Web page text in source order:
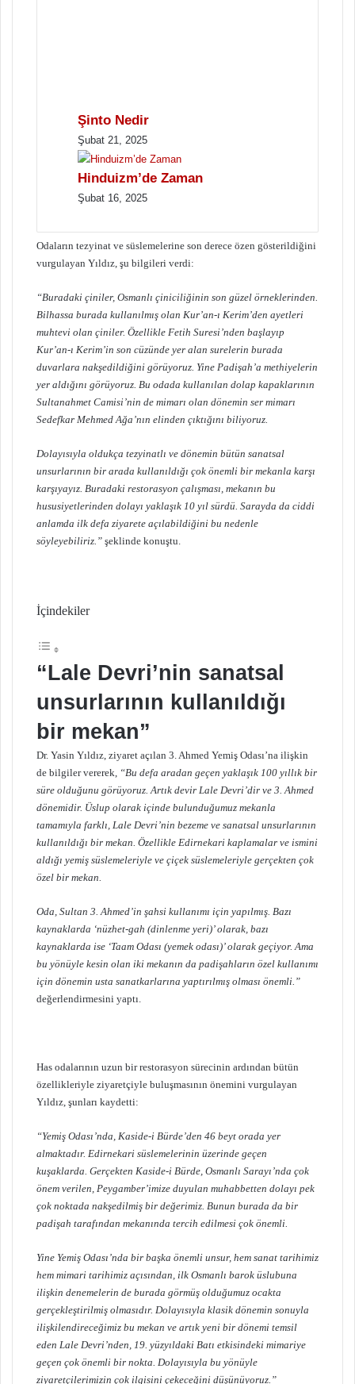
Şinto Nedir
Şubat 21, 2025
Hinduizm’de Zaman
Şubat 16, 2025
Odaların tezyinat ve süslemelerine son derece özen gösterildiğini
vurgulayan Yıldız, şu bilgileri verdi:
“Buradaki çiniler, Osmanlı çiniciliğinin son güzel örneklerinden.
Bilhassa burada kullanılmış olan Kur’an-ı Kerim’den ayetleri
muhtevi olan çiniler. Özellikle Fetih Suresi’nden başlayıp
Kur’an-ı Kerim’in son cüzünde yer alan surelerin burada
duvarlara nakşedildiğini görüyoruz. Yine Padişah’a methiyelerin
yer aldığını görüyoruz. Bu odada kullanılan dolap kapaklarının
Sultanahmet Camisi’nin de mimarı olan dönemin ser mimarı
Sedefkar Mehmed Ağa’nın elinden çıktığını biliyoruz.
Dolayısıyla oldukça tezyinatlı ve dönemin bütün sanatsal
unsurlarının bir arada kullanıldığı çok önemli bir mekanla karşı
karşıyayız. Buradaki restorasyon çalışması, mekanın bu
hususiyetlerinden dolayı yaklaşık 10 yıl sürdü. Sarayda da ciddi
anlamda ilk defa ziyarete açılabildiğini bu nedenle
söyleyebiliriz.” şeklinde konuştu.
İçindekiler
“Lale Devri’nin sanatsal
unsurlarının kullanıldığı
bir mekan”
Dr. Yasin Yıldız, ziyaret açılan 3. Ahmed Yemiş Odası’na ilişkin
de bilgiler vererek, “Bu defa aradan geçen yaklaşık 100 yıllık bir
süre olduğunu görüyoruz. Artık devir Lale Devri’dir ve 3. Ahmed
dönemidir. Üslup olarak içinde bulunduğumuz mekanla
tamamıyla farklı, Lale Devri’nin bezeme ve sanatsal unsurlarının
kullanıldığı bir mekan. Özellikle Edirnekari kaplamalar ve ismini
aldığı yemiş süslemeleriyle ve çiçek süslemeleriyle gerçekten çok
özel bir mekan.
Oda, Sultan 3. Ahmed’in şahsi kullanımı için yapılmış. Bazı
kaynaklarda ‘nüzhet-gah (dinlenme yeri)’ olarak, bazı
kaynaklarda ise ‘Taam Odası (yemek odası)’ olarak geçiyor. Ama
bu yönüyle kesin olan iki mekanın da padişahların özel kullanımı
için dönemin usta sanatkarlarına yaptırılmış olması önemli.”
değerlendirmesini yaptı.
Has odalarının uzun bir restorasyon sürecinin ardından bütün
özellikleriyle ziyaretçiyle buluşmasının önemini vurgulayan
Yıldız, şunları kaydetti:
“Yemiş Odası’nda, Kaside-i Bürde’den 46 beyt orada yer
almaktadır. Edirnekari süslemelerinin üzerinde geçen
kuşaklarda. Gerçekten Kaside-i Bürde, Osmanlı Sarayı’nda çok
önem verilen, Peygamber’imize duyulan muhabbetten dolayı pek
çok noktada nakşedilmiş bir değerimiz. Bunun burada da bir
padişah tarafından mekanında tercih edilmesi çok önemli.
Yine Yemiş Odası’nda bir başka önemli unsur, hem sanat tarihimiz
hem mimari tarihimiz açısından, ilk Osmanlı barok üslubuna
ilişkin denemelerin de burada görmüş olduğumuz ocakta
gerçekleştirilmiş olmasıdır. Dolayısıyla klasik dönemin sonuyla
ilişkilendireceğimiz bu mekan ve artık yeni bir dönemi temsil
eden Lale Devri’nden, 19. yüzyıldaki Batı etkisindeki mimariye
geçen çok önemli bir nokta. Dolayısıyla bu yönüyle
ziyaretçilerimizin çok ilgisini çekeceğini düşünüyoruz.”